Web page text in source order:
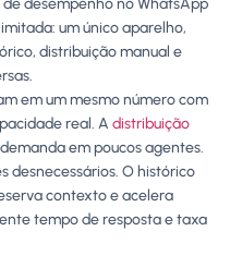
um único aparelho,
distribuição manual e
em um mesmo número com
real. A distribuição
em poucos agentes.
desnecessários. O histórico
contexto e acelera
tempo de resposta e taxa